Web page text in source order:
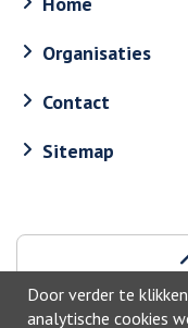
Door verder te
analytische cookies
Organisaties
Contact
Sitemap